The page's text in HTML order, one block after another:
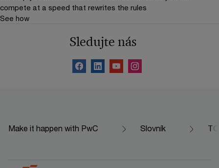
compete at a speed that rewrites the rules
See how
Sledujte nás
Make it happen with PwC Slovník